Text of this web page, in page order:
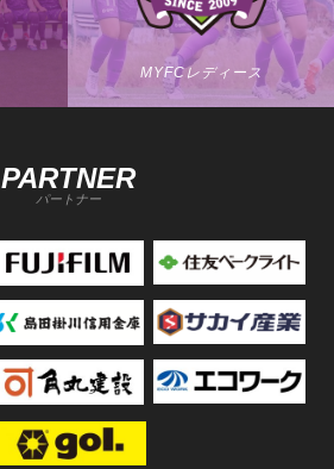
MYFCレディース
PARTNER
パートナー